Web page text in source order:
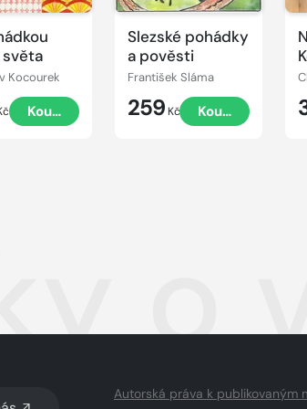
světa
Kocourek
Koupit
Slezské pohádky
a pověsti
František Sláma
259 Kč Koupit
o
Autorská práva k publikovaným